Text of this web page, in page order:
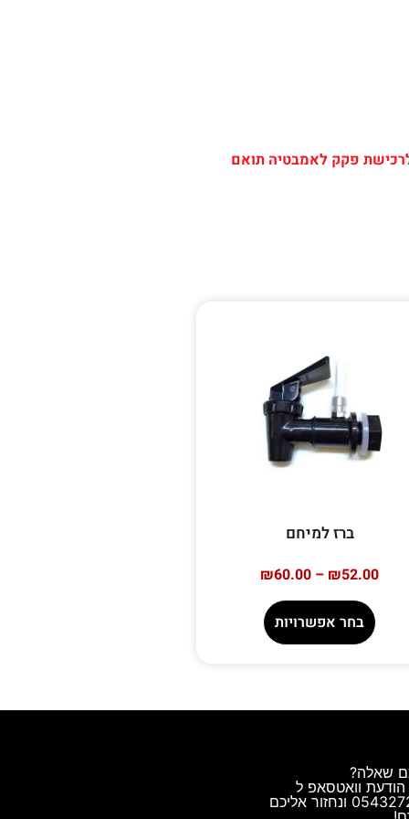
פקק לאמבטיה תואם
ברז למיחם
₪52.00
–
₪60.00
בחר אפשרויות
שאלה?
וואטסאפ ל
0543272544 ונחזור אליכם